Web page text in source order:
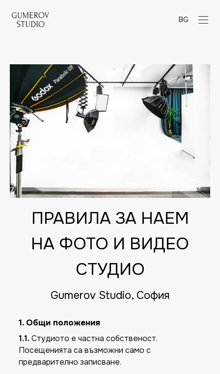
BG
ПРАВИЛА ЗА НАЕМ
НА ФОТО И ВИДЕО
СТУДИО
Gumerov Studio, София
1. Общи положения
1.1.Студиото е частна собственост.
Посещенията са възможни само с
предварително записване.